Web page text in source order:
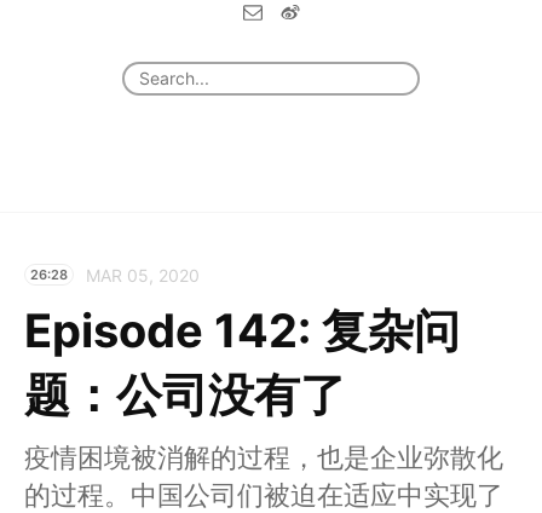
26:28 MAR 05, 2020
Episode 142: 复杂问
题：公司没有了
疫情困境被消解的过程，也是企业弥散化
的过程。中国公司们被迫在适应中实现了